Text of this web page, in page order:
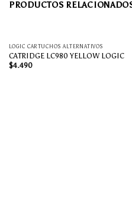
PRODUCTOS
LOGIC CARTUCHOS ALTERNATIVOS
CATRIDGE LC980 YELLOW LOGIC
$4.490